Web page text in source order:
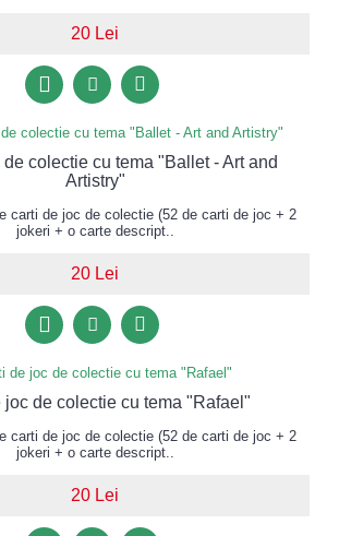
20 Lei
colectie cu tema "Ballet - Art and
Artistry"
carti de joc de colectie (52 de carti de joc + 2
jokeri + o carte descript..
20 Lei
joc de colectie cu tema "Rafael"
carti de joc de colectie (52 de carti de joc + 2
jokeri + o carte descript..
20 Lei